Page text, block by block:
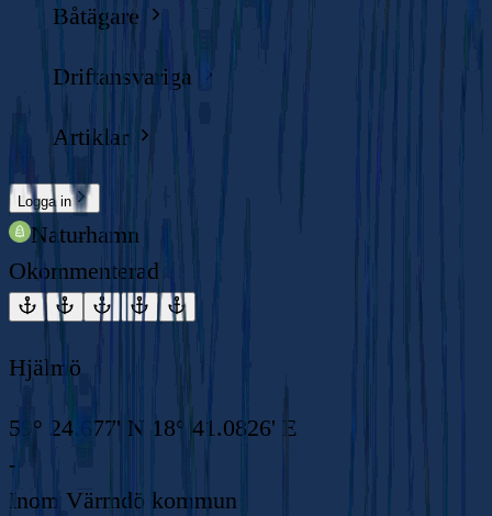
Båtägare
Driftansvariga
Artiklar
Logga in
Naturhamn
Okommenterad
Hjälmö
59° 24.677' N 18° 41.0826' E
-
Inom Värmdö kommun